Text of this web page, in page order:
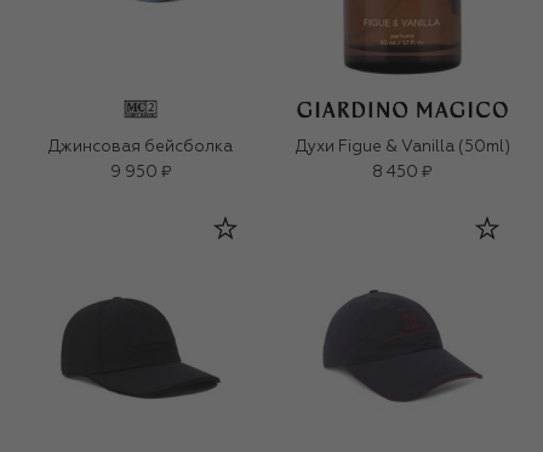
Джинсовая бейсболка
9 950 ₽
Духи Figue & Vanilla (50ml)
8 450 ₽